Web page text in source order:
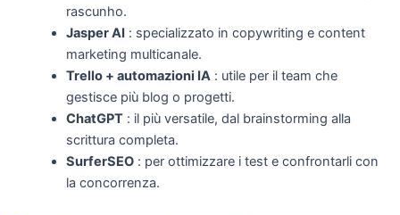
rascunho.
Jasper AI : specializzato in copywriting e content
marketing multicanale.
Trello + automazioni IA: utile per il team che
gestisce più blog o progetti.
ChatGPT: il più versatile, dal brainstorming alla
scrittura completa.
SurferSEO: per ottimizzare i test e confrontarli con
la concorrenza.